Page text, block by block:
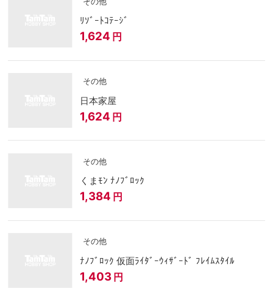
ﾘｿﾞｰﾄｺﾃｰｼﾞ
1,624 円
その他
日本家屋
1,624 円
その他
くまﾓﾝ ﾅﾉﾌﾞﾛｯｸ
1,384 円
その他
ﾅﾉﾌﾞﾛｯｸ 仮面ﾗｲﾀﾞｰｳｨｻﾞｰﾄﾞ ﾌﾚｲﾑｽﾀｲﾙ
1,403 円